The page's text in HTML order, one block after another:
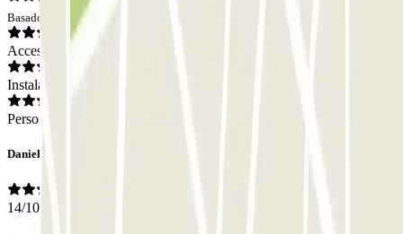
Basado en 69 opiniones
Acceso
Instalaciones
Personal
Daniela
14/10/2024